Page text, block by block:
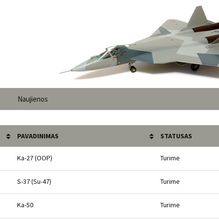
Naujienos
PAVADINIMAS STATUSAS
Ka-27 (OOP) Turime
S-37 (Su-47) Turime
Ka-50 Turime